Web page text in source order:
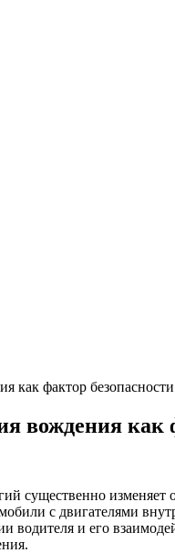
как фактор
вождения как
существенно
с двигателями
водителя и его